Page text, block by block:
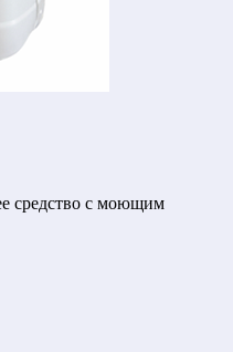
средство с моющим